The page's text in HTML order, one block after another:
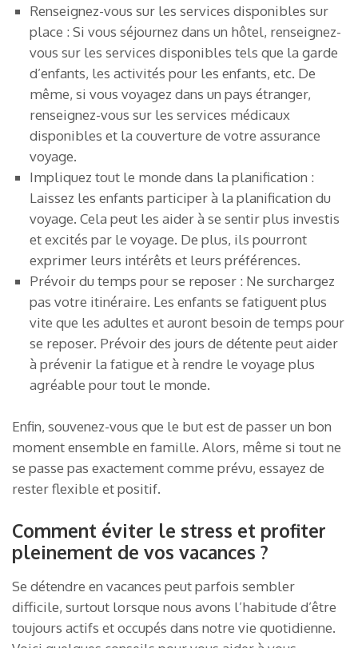
Renseignez-vous sur les services disponibles sur
place : Si vous séjournez dans un hôtel, renseignez-
vous sur les services disponibles tels que la garde
d’enfants, les activités pour les enfants, etc. De
même, si vous voyagez dans un pays étranger,
renseignez-vous sur les services médicaux
disponibles et la couverture de votre assurance
voyage.
Impliquez tout le monde dans la planification :
Laissez les enfants participer à la planification du
voyage. Cela peut les aider à se sentir plus investis
et excités par le voyage. De plus, ils pourront
exprimer leurs intérêts et leurs préférences.
Prévoir du temps pour se reposer : Ne surchargez
pas votre itinéraire. Les enfants se fatiguent plus
vite que les adultes et auront besoin de temps pour
se reposer. Prévoir des jours de détente peut aider
à prévenir la fatigue et à rendre le voyage plus
agréable pour tout le monde.
Enfin, souvenez-vous que le but est de passer un bon
moment ensemble en famille. Alors, même si tout ne
se passe pas exactement comme prévu, essayez de
rester flexible et positif.
Comment éviter le stress et profiter
pleinement de vos vacances ?
Se détendre en vacances peut parfois sembler
difficile, surtout lorsque nous avons l’habitude d’être
toujours actifs et occupés dans notre vie quotidienne.